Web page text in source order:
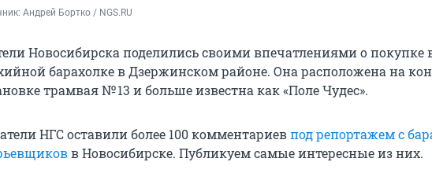
Андрей Бортко / NGS.RU
Новосибирска поделились своими впечатлениями о покупке
барахолке в Дзержинском районе. Она расположена на
трамвая № 13 и больше известна как «Поле Чудес».
НГС оставили более 100 комментариевпод репортажем с
в Новосибирске. Публикуем самые интересные из них.